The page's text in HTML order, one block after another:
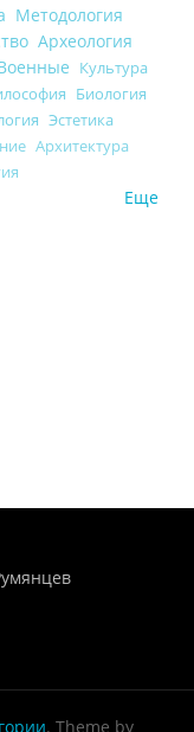
Методология
Археология
Культура
Биология
Эстетика
Архитектура
Еще
. Theme by